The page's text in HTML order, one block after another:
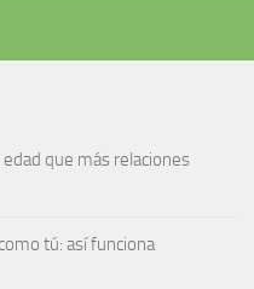
que más relaciones
tú: así funciona